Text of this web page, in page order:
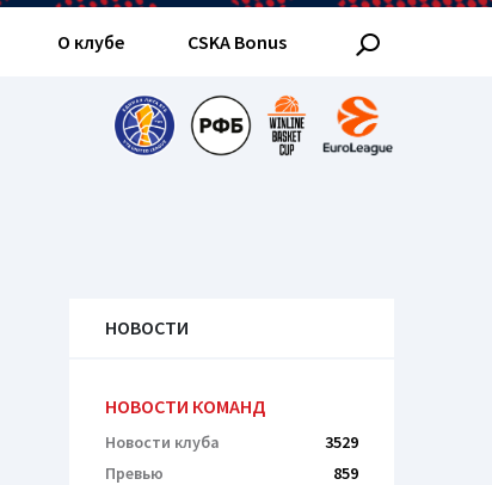
О клубе CSKA Bonus
НОВОСТИ
НОВОСТИ КОМАНД
Новости клуба
3529
Превью
859